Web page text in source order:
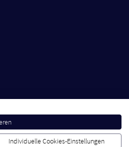
Individuelle Cookies-Einstellungen